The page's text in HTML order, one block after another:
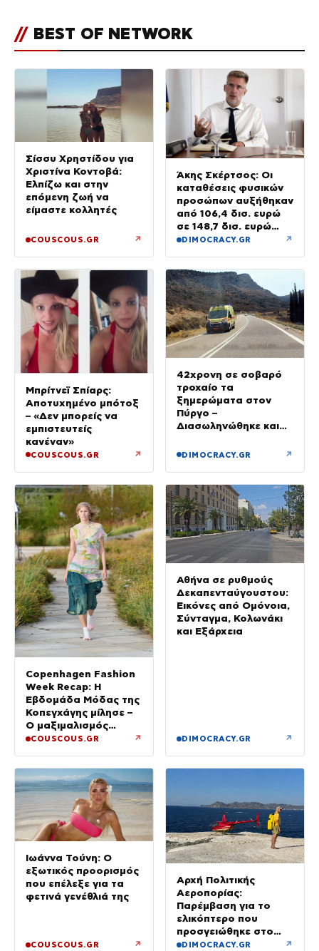
// BEST OF NETWORK
Σίσσυ Χρηστίδου για
Χριστίνα Κοντοβά:
Ελπίζω και στην
επόμενη ζωή να
είμαστε κολλητές
COUSCOUS.GR ↗
Άκης Σκέρτσος: Οι
καταθέσεις φυσικών
προσώπων αυξήθηκαν
από 106,4 δισ. ευρώ
σε 148,7 δισ. ευρώ
από τον Δεκέμβριο
DIMOCRACY.GR ↗
Μπρίτνεϊ Σπίαρς:
Αποτυχημένο μπότοξ
– «Δεν μπορείς να
εμπιστευτείς
κανέναν»
COUSCOUS.GR ↗
42χρονη σε σοβαρό
τροχαίο τα
ξημερώματα στον
Πύργο –
Διασωληνώθηκε και
DIMOCRACY.GR ↗
Copenhagen Fashion
Week Recap: Η
Εβδομάδα Μόδας της
Κοπεγχάγης μίλησε –
Ο μαξιμαλισμός
επιστρέφει
COUSCOUS.GR ↗
Αθήνα σε ρυθμούς
Δεκαπενταύγουστου:
Εικόνες από Ομόνοια,
Σύνταγμα, Κολωνάκι
και Εξάρχεια
DIMOCRACY.GR ↗
Ιωάννα Τούνη: Ο
εξωτικός προορισμός
που επέλεξε για τα
φετινά γενέθλιά της
COUSCOUS.GR ↗
Αρχή Πολιτικής
Αεροπορίας:
Παρέμβαση για το
ελικόπτερο που
προσγειώθηκε στο
Σαρακήνικο της
DIMOCRACY.GR ↗